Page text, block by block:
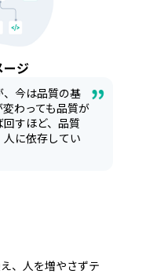
ージ
、今は品質の基
わっても品質が
すほど、品質
に依存してい
、人を増やさずテ